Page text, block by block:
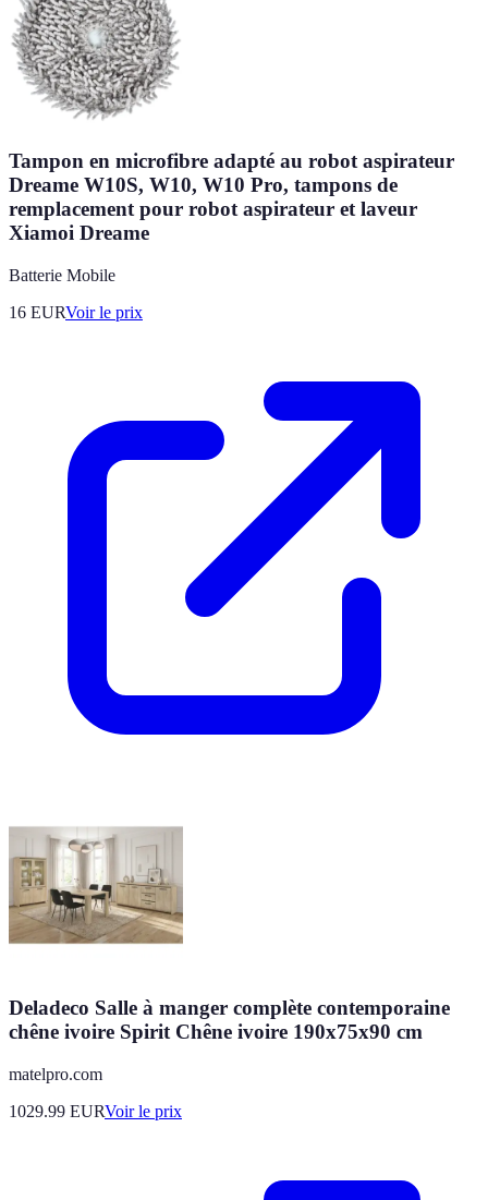
Tampon en microfibre adapté au robot aspirateur
Dreame W10S, W10, W10 Pro, tampons de
remplacement pour robot aspirateur et laveur
Xiamoi Dreame
Batterie Mobile
16 EURVoir le prix
Deladeco Salle à manger complète contemporaine
chêne ivoire Spirit Chêne ivoire 190x75x90 cm
matelpro.com
1029.99 EURVoir le prix